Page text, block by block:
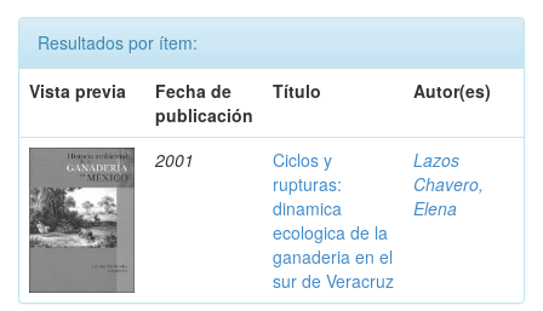
Resultados por ítem:
Vista previa
Fecha de
publicación
Título Autor(es)
2001
Ciclos y
rupturas:
dinamica
ecologica de la
ganaderia en el
sur de Veracruz
Lazos
Chavero,
Elena